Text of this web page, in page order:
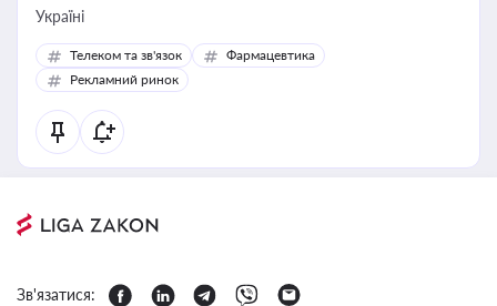
Україні
Телеком та зв'язок
Фармацевтика
Рекламний ринок
Зв'язатися: